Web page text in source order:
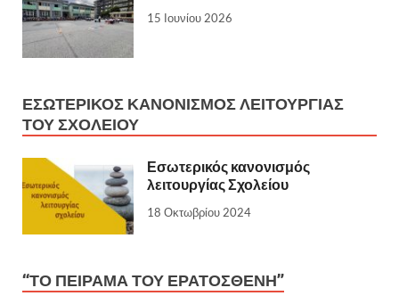
15 Ιουνίου 2026
ΕΣΩΤΕΡΙΚΌΣ ΚΑΝΟΝΙΣΜΌΣ ΛΕΙΤΟΥΡΓΊΑΣ
ΤΟΥ ΣΧΟΛΕΊΟΥ
Εσωτερικός κανονισμός
λειτουργίας Σχολείου
18 Οκτωβρίου 2024
“ΤΟ ΠΕΙΡΑΜΑ ΤΟΥ ΕΡΑΤΟΣΘΕΝΗ”